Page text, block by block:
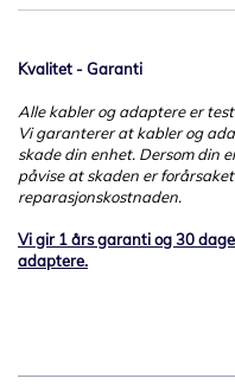
Kvalitet - Garanti
Alle kabler og adaptere er
Vi garanterer at kabler og
skade din enhet. Dersom din
påvise at skaden er
reparasjonskostnaden.
Vi gir 1 års garanti og 30
adaptere.